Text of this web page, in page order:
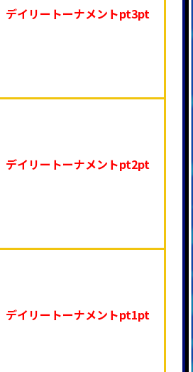
デイリートーナメントpt3pt
デイリートーナメントpt2pt
デイリートーナメントpt1pt